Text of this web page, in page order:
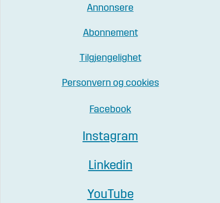
Annonsere
Abonnement
Tilgjengelighet
Personvern og cookies
Facebook
Instagram
Linkedin
YouTube